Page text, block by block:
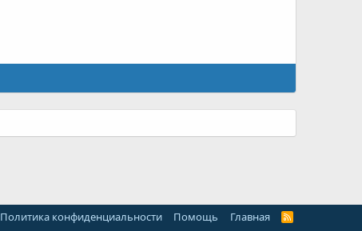
Политика конфиденциальности Помощь Главная
R